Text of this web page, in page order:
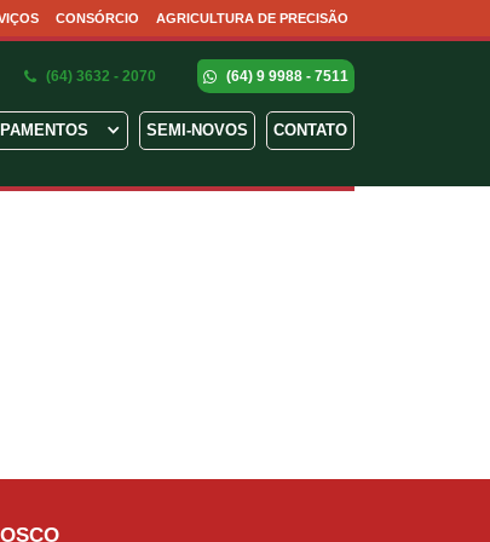
CONSÓRCIO AGRICULTURA DE PRECISÃO
(64) 3632 - 2070 (64) 9 9988 - 7511
SEMI-NOVOS CONTATO
the realm of gaming, enticing enthusiasts to explore
del campo, frecuentemente surgen iniciativas que rompen